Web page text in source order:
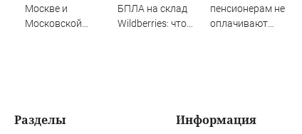
Москве и
Московской
БПЛА на склад
Wildberries: что
пенсионерам не
оплачивают
Разделы Информация